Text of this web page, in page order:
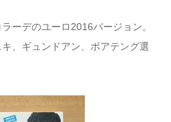
ーデのユーロ2016バージョン。
、ギュンドアン、ボアテング選